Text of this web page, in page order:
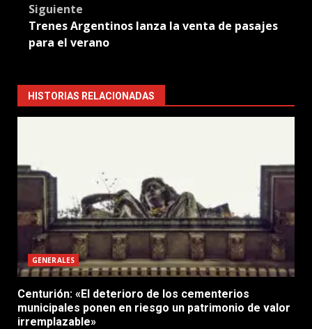
Siguiente
Trenes Argentinos lanza la venta de pasajes
para el verano
HISTORIAS RELACIONADAS
GENERALES
Centurión: «El deterioro de los cementerios
municipales ponen en riesgo un patrimonio de valor
irremplazable»